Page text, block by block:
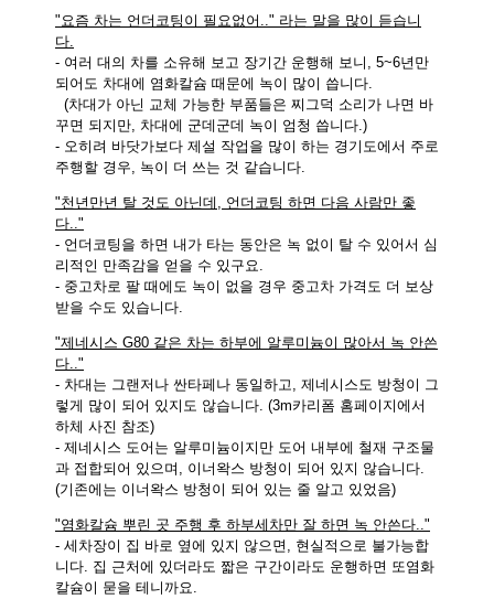
"요즘 차는 언더코팅이 필요없어.." 라는 말을 많이 듣습니
다.
- 여러 대의 차를 소유해 보고 장기간 운행해 보니, 5~6년만
되어도 차대에 염화칼슘 때문에 녹이 많이 씁니다.
(차대가 아닌 교체 가능한 부품들은 찌그덕 소리가 나면 바
꾸면 되지만, 차대에 군데군데 녹이 엄청 씁니다.)
- 오히려 바닷가보다 제설 작업을 많이 하는 경기도에서 주로
주행할 경우, 녹이 더 쓰는 것 같습니다.
"천년만년 탈 것도 아닌데, 언더코팅 하면 다음 사람만 좋
다.."
- 언더코팅을 하면 내가 타는 동안은 녹 없이 탈 수 있어서 심
리적인 만족감을 얻을 수 있구요.
- 중고차로 팔 때에도 녹이 없을 경우 중고차 가격도 더 보상
받을 수도 있습니다.
"제네시스 G80 같은 차는 하부에 알루미늄이 많아서 녹 안쓴
다.."
- 차대는 그랜저나 싼타페나 동일하고, 제네시스도 방청이 그
렇게 많이 되어 있지도 않습니다. (3m카리폼 홈페이지에서
하체 사진 참조)
- 제네시스 도어는 알루미늄이지만 도어 내부에 철재 구조물
과 접합되어 있으며, 이너왁스 방청이 되어 있지 않습니다.
(기존에는 이너왁스 방청이 되어 있는 줄 알고 있었음)
"염화칼슘 뿌린 곳 주행 후 하부세차만 잘 하면 녹 안쓴다.."
- 세차장이 집 바로 옆에 있지 않으면, 현실적으로 불가능합
니다. 집 근처에 있더라도 짧은 구간이라도 운행하면 또염화
칼슘이 묻을 테니까요.